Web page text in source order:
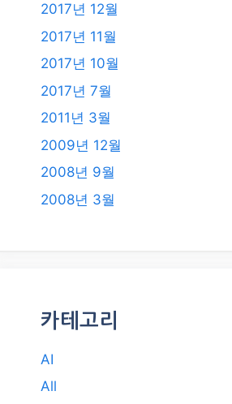
2017년 12월
2017년 11월
2017년 10월
2017년 7월
2011년 3월
2009년 12월
2008년 9월
2008년 3월
카테고리
AI
All